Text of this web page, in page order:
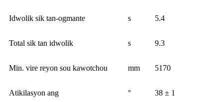
Idwolik sik tan-ogmante s 5.4
Total sik tan idwolik s 9.3
Min. vire reyon sou kawotchou mm 5170
Atikilasyon ang ° 38 ± 1